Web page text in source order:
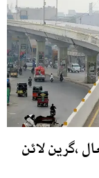
،گرین لائن